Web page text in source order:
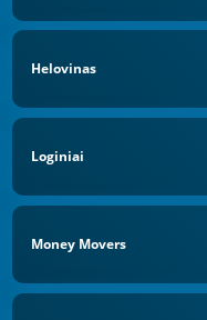
Helovinas
Loginiai
Money Movers